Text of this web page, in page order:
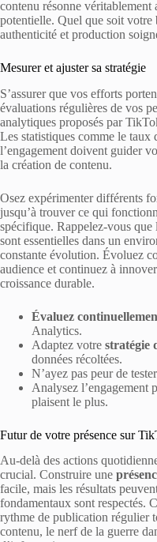
contenu résonne véritablement
potentielle. Quel que soit
authenticité et production
Mesurer et ajuster sa stratégie
S’assurer que vos efforts
évaluations régulières de vos
analytiques proposés par
Les statistiques comme le taux
l’engagement doivent guider
la création de contenu.
Osez expérimenter différents
jusqu’à trouver ce qui
spécifique. Rappelez-vous
sont essentielles dans un
constante évolution. Évoluez
audience et continuez à
croissance durable.
Évaluez
Analytics.
Adaptez votre stratégie
données récoltées.
N’ayez pas peur de
Analysez l’engagement
plaisent le plus.
Futur de votre présence sur
Au-delà des actions
crucial. Construire une
facile, mais les résultats
fondamentaux sont respectés.
rythme de publication régulier
contenu, le nerf de la guerre